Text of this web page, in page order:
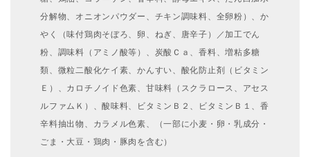
分解物、オニオンパウダー、チキン調味料、全卵粉）、か
やく（味付鶏肉そぼろ、卵、ねぎ、唐辛子）／加工でん
粉、調味料（アミノ酸等）、炭酸Ｃａ、香料、増粘多糖
類、微粒二酸化ケイ素、かんすい、酸化防止剤（ビタミン
Ｅ）、カロチノイド色素、甘味料（スクラロース、アセス
ルファムＫ）、酸味料、ビタミンＢ２、ビタミンＢ１、香
辛料抽出物、カラメル色素、（一部に小麦・卵・乳成分・
ごま・大豆・鶏肉・豚肉を含む）